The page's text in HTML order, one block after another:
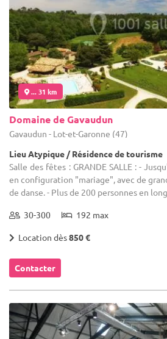
... 31 km
Domaine de Gavaudun
Gavaudun - Lot-et-Garonne (47)
Lieu Atypique / Résidence de tourisme
Salle des fêtes : GRANDE SALLE : -
en configuration "mariage", avec de
de danse. - Plus de 200 personnes en
30-300 192 max
Location dès850 €
Contacter